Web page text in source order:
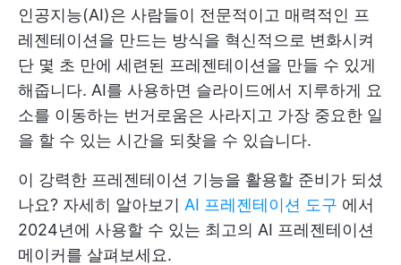
인공지능(AI)은 사람들이 전문적이고 매력적인 프
레젠테이션을 만드는 방식을 혁신적으로 변화시켜
단 몇 초 만에 세련된 프레젠테이션을 만들 수 있게
해줍니다. AI를 사용하면 슬라이드에서 지루하게 요
소를 이동하는 번거로움은 사라지고 가장 중요한 일
을 할 수 있는 시간을 되찾을 수 있습니다.
이 강력한 프레젠테이션 기능을 활용할 준비가 되셨
나요? 자세히 알아보기 AI 프레젠테이션 도구 에서
2024년에 사용할 수 있는 최고의 AI 프레젠테이션
메이커를 살펴보세요.